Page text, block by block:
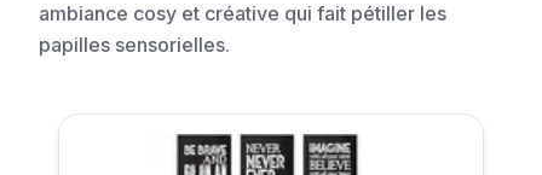
ambiance cosy et créative qui fait pétiller les
papilles sensorielles.